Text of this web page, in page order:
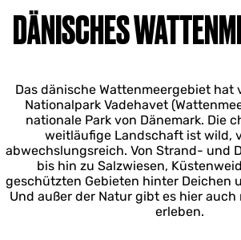
DÄNISCHES
Das dänische Wattenmeergebiet hat
Nationalpark Vadehavet
nationale Park von Dänemark. Die
weitläufige Landschaft ist wild,
abwechslungsreich. Von Strand- und
bis hin zu Salzwiesen,
geschützten Gebieten hinter Deichen
Und außer der Natur gibt es hier
erleben.